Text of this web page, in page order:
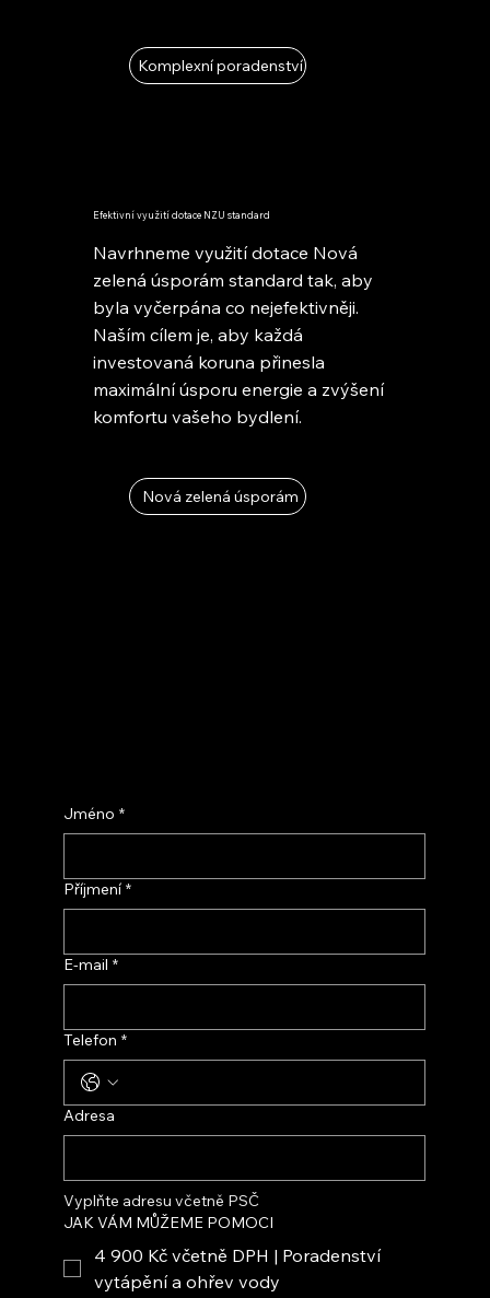
Komplexní poradenství
Efektivní využití dotace NZU standard
Navrhneme využití dotace Nová
zelená úsporám standard tak, aby
byla vyčerpána co nejefektivněji.
Naším cílem je, aby každá
investovaná koruna přinesla
maximální úsporu energie a zvýšení
komfortu vašeho bydlení.
Nová zelená úsporám
Jméno *
Příjmení *
E‑mail *
Telefon *
Adresa
Vyplňte adresu včetně PSČ
JAK VÁM MŮŽEME POMOCI
4 900 Kč včetně DPH | Poradenství
vytápění a ohřev vody